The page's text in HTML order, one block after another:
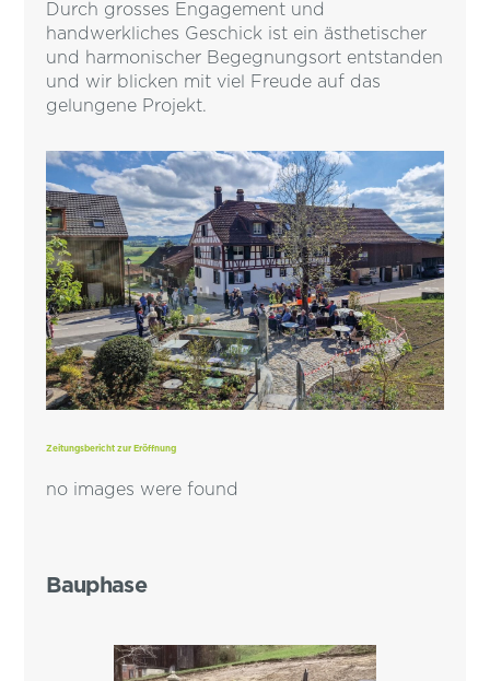
Durch grosses Engagement und
handwerkliches Geschick ist ein ästhetischer
und harmonischer Begegnungsort entstanden
und wir blicken mit viel Freude auf das
gelungene Projekt.
Zeitungsbericht zur Eröffnung
no images were found
Bauphase